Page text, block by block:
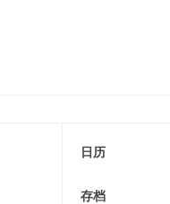
日历
存档